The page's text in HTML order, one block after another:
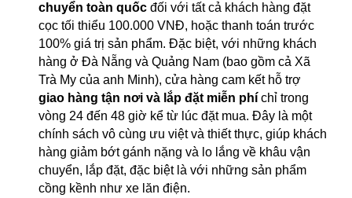
chuyển toàn quốc đối với tất cả khách hàng đặt
cọc tối thiểu 100.000 VNĐ, hoặc thanh toán trước
100% giá trị sản phẩm. Đặc biệt, với những khách
hàng ở Đà Nẵng và Quảng Nam (bao gồm cả Xã
Trà My của anh Minh), cửa hàng cam kết hỗ trợ
giao hàng tận nơi và lắp đặt miễn phí chỉ trong
vòng 24 đến 48 giờ kể từ lúc đặt mua. Đây là một
chính sách vô cùng ưu việt và thiết thực, giúp khách
hàng giảm bớt gánh nặng và lo lắng về khâu vận
chuyển, lắp đặt, đặc biệt là với những sản phẩm
cồng kềnh như xe lăn điện.